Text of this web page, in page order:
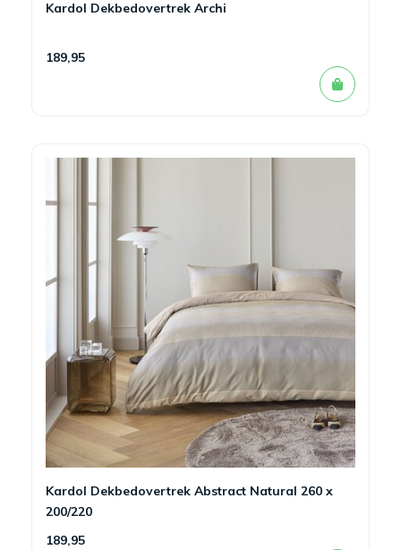
Kardol Dekbedovertrek Archi
189,95
Kardol Dekbedovertrek Abstract Natural 260 x
200/220
189,95